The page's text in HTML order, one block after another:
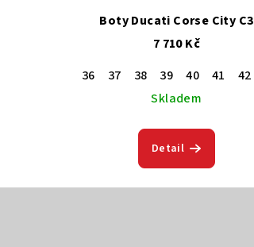
Boty Ducati Corse City C3
7 710 Kč
36
37 38 39 40 41 42
Skladem
Detail